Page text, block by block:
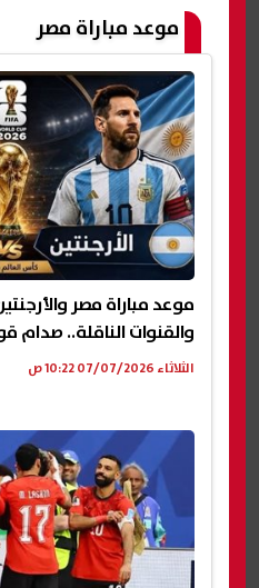
موعد مباراة مصر
والقنوات الناقلة..
الثلاثاء 07/07/2026 10:22 ص